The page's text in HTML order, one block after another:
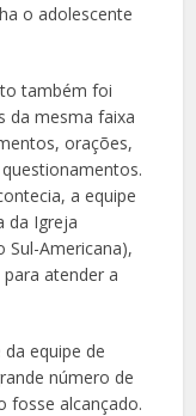
o adolescente
também foi
da mesma faixa
orações,
a equipe
da Igreja
Sul-Americana),
atender a
equipe de
número de
fosse alcançado.